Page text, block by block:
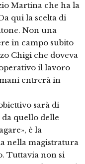
Martina che ha la
qui la scelta di
Non una
in campo subito
Chigi che doveva
il lavoro
entrerà in
sarà di
da quello delle
è la
nella magistratura
Tuttavia non si